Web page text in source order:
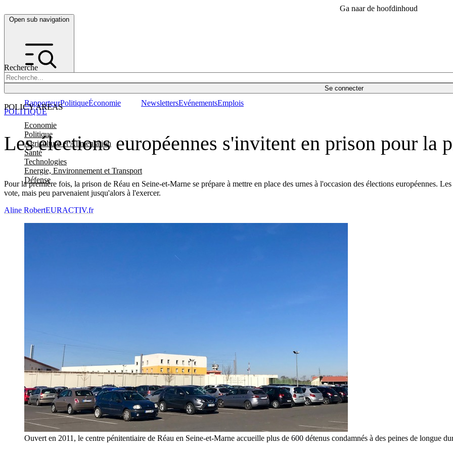
Ga naar de hoofdinhoud
Open sub navigation
Recherche
Se connecter
POLICY AREAS
Economie
Politique
Agriculture et Alimentation
Santé
Technologies
Energie, Environnement et Transport
Défense
RapporteurPolitiqueÉconomie NewslettersEvénementsEmplois
Les élections européennes s'invitent en prison pour la
Pour la première fois, la prison de Réau en Seine-et-Marne se prépare à mettre en place des urnes à l'occasion des élections européennes.
vote, mais peu parvenaient jusqu'alors à l'exercer.
POLITIQUE
Aline RobertEURACTIV.fr
Ouvert en 2011, le centre pénitentiaire de Réau en Seine-et-Marne accueille plus de 600 détenus condamnés à des peines de longue